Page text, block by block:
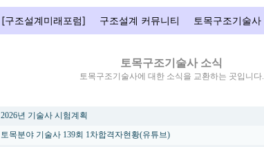
[구조설계미래포럼] 구조설계 커뮤니티 토목구조기술사
토목구조기술사 소식
토목구조기술사에 대한 소식을 교환하는 곳입니다.
2026년 기술사 시험계획
토목분야 기술사 139회 1차합격자현황(유튜브)